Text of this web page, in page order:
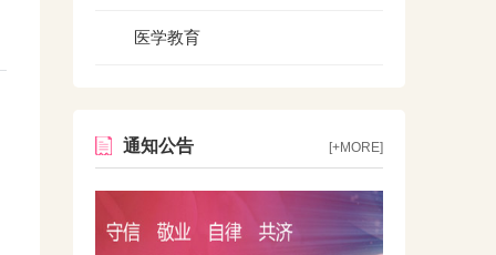
医学教育
通知公告 [+MORE]